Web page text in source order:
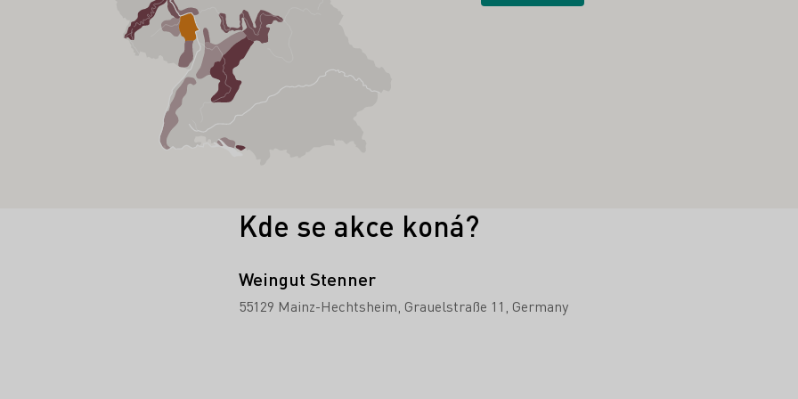
Kde se akce koná?
Weingut Stenner
55129 Mainz-Hechtsheim Grauelstraße 11 Germany